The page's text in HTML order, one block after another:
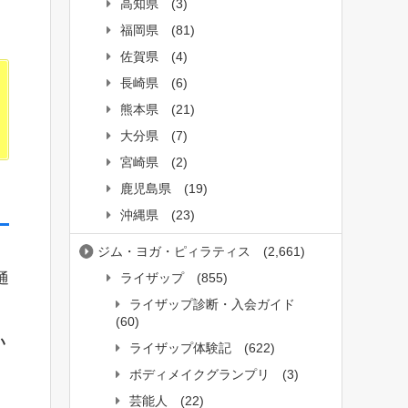
高知県
(3)
福岡県
(81)
佐賀県
(4)
長崎県
(6)
熊本県
(21)
大分県
(7)
宮崎県
(2)
鹿児島県
(19)
沖縄県
(23)
ジム・ヨガ・ピィラティス
(2,661)
ライザップ
(855)
ライザップ診断・入会ガイド
(60)
ライザップ体験記
(622)
ボディメイクグランプリ
(3)
芸能人
(22)